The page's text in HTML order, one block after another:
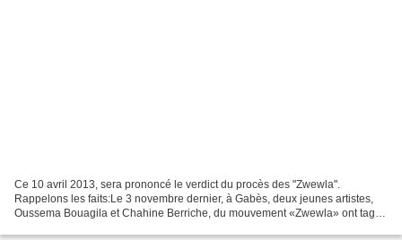
Ce 10 avril 2013, sera prononcé le verdict du procès des "Zwewla".
Rappelons les faits:Le 3 novembre dernier, à Gabès, deux jeunes artistes,
Oussema Bouagila et Chahine Berriche, du mouvement «Zwewla» ont tagué